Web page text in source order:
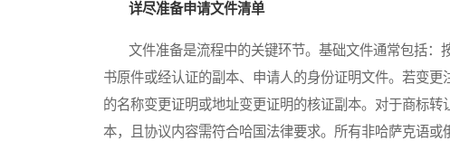
详尽准备申请文件清单
文件准备是流程中的关键环节。基础文件通常包括：
书原件或经认证的副本、申请人的身份证明文件。若变
的名称变更证明或地址变更证明的核证副本。对于商标
本，且协议内容需符合哈国法律要求。所有非哈萨克语或